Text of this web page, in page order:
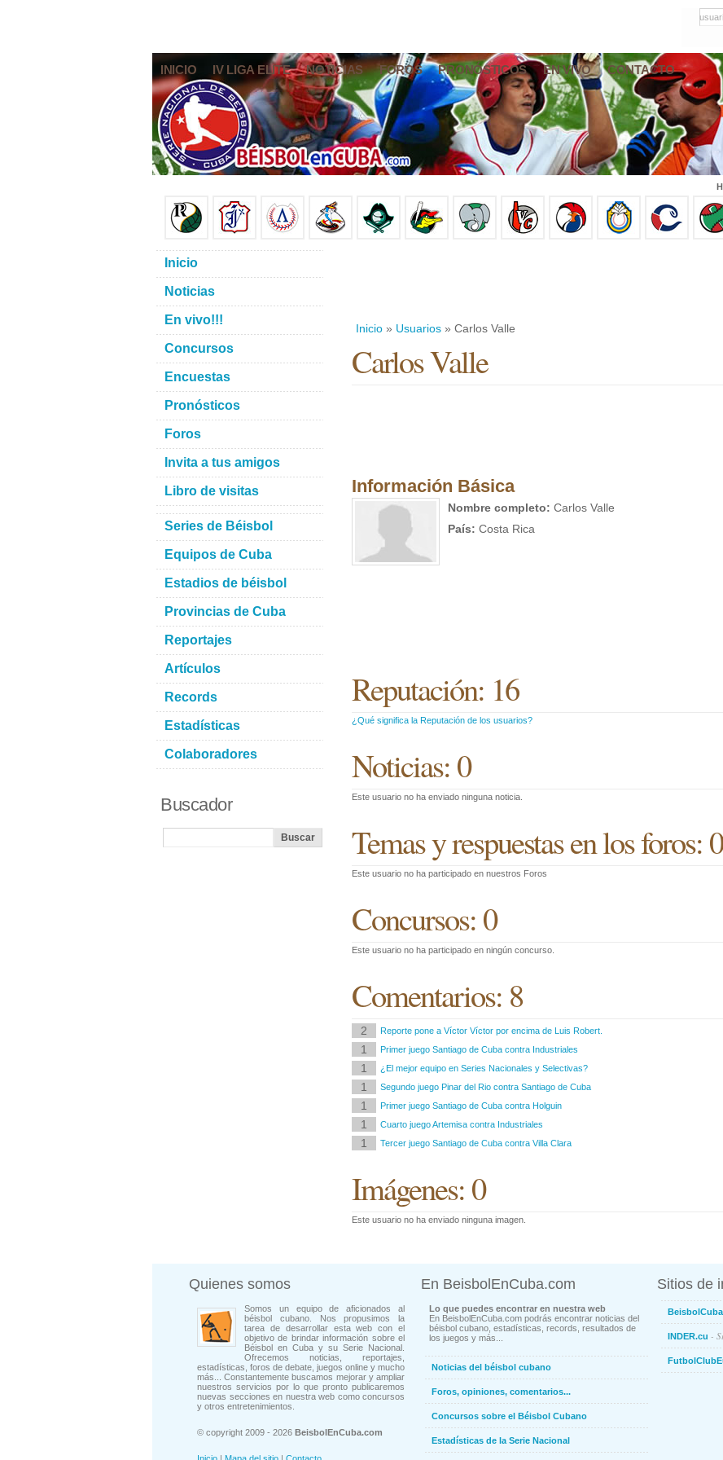
INICIO IV LIGA ELITE NOTICIAS FOROS PRONÓSTICOS EN VIVO CONTACTO
Inicio » Usuarios » Carlos Valle
Carlos Valle
Información Básica
Nombre completo: Carlos Valle
País: Costa Rica
Reputación: 16
¿Qué significa la Reputación de los usuarios?
Noticias: 0
Este usuario no ha enviado ninguna noticia.
Temas y respuestas en los foros: 0
Este usuario no ha participado en nuestros Foros
Concursos: 0
Este usuario no ha participado en ningún concurso.
Comentarios: 8
2 Reporte pone a Víctor Víctor por encima de Luis Robert.
1 Primer juego Santiago de Cuba contra Industriales
1 ¿El mejor equipo en Series Nacionales y Selectivas?
1 Segundo juego Pinar del Rio contra Santiago de Cuba
1 Primer juego Santiago de Cuba contra Holguin
1 Cuarto juego Artemisa contra Industriales
1 Tercer juego Santiago de Cuba contra Villa Clara
Imágenes: 0
Este usuario no ha enviado ninguna imagen.
Inicio
Noticias
En vivo!!!
Concursos
Encuestas
Pronósticos
Foros
Invita a tus amigos
Libro de visitas
Series de Béisbol
Equipos de Cuba
Estadios de béisbol
Provincias de Cuba
Reportajes
Artículos
Records
Estadísticas
Colaboradores
Buscador
Quienes somos
Somos un equipo de aficionados al
béisbol cubano. Nos propusimos la
tarea de desarrollar esta web con el
objetivo de brindar información sobre el
Béisbol en Cuba y su Serie Nacional.
Ofrecemos noticias, reportajes,
estadísticas, foros de debate, juegos online y mucho
más... Constantemente buscamos mejorar y ampliar
nuestros servicios por lo que pronto publicaremos
nuevas secciones en nuestra web como concursos
y otros entretenimientos.
© copyright 2009 - 2026 BeisbolEnCuba.com
En BeisbolEnCuba.com
Lo que puedes encontrar en nuestra web
En BeisbolEnCuba.com podrás encontrar noticias del
béisbol cubano, estadísticas, records, resultados de
los juegos y más...
Noticias del béisbol cubano
Foros, opiniones, comentarios...
Concursos sobre el Béisbol Cubano
Estadísticas de la Serie Nacional
Sitios de
INDER.cu -